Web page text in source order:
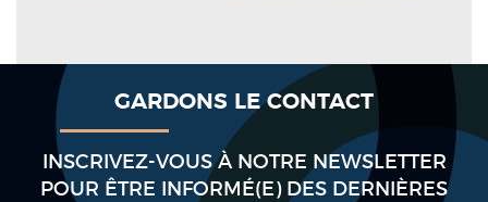
GARDONS LE CONTACT
INSCRIVEZ-VOUS À NOTRE NEWSLETTER
POUR ÊTRE INFORMÉ(E) DES DERNIÈRES